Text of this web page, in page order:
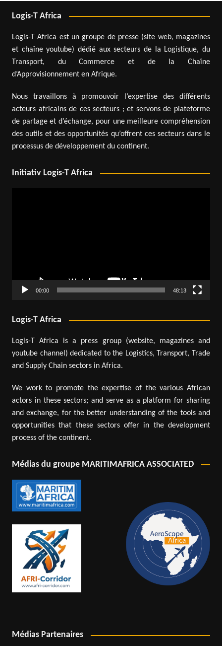
Logis-T Africa
Logis-T Africa est un groupe de presse (site web, magazines
et chaîne youtube) dédié aux secteurs de la Logistique, du
Transport, du Commerce et de la Chaîne
d’Approvisionnement en Afrique.
Nous travaillons à promouvoir l’expertise des différents
acteurs africains de ces secteurs ; et servons de plateforme
de partage et d’échange, pour une meilleure compréhension
des outils et des opportunités qu’offrent ces secteurs dans le
processus de développement du continent.
Initiativ Logis-T Africa
00:00 48:13
Logis-T Africa
Logis-T Africa is a press group (website, magazines and
youtube channel) dedicated to the Logistics, Transport, Trade
and Supply Chain sectors in Africa.
We work to promote the expertise of the various African
actors in these sectors; and serve as a platform for sharing
and exchange, for the better understanding of the tools and
opportunities that these sectors offer in the development
process of the continent.
Médias du groupe MARITIMAFRICA ASSOCIATED
Médias Partenaires